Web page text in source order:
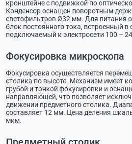
кронштейне с подвижкой по
Конденсор оснащен поворотным
светофильтров Ø32 мм. Для питания
блок постоянного тока, встроенный
подключаемый к электросети 100 –
Фокусировка микроскопа
Фокусировка осуществляется
столика по высоте. Механизм имеет
грубой и тонкой фокусировки и
направляющей, что позволяет
движении предметного столика.
составляет 12 мм. Цена деления
мкм.